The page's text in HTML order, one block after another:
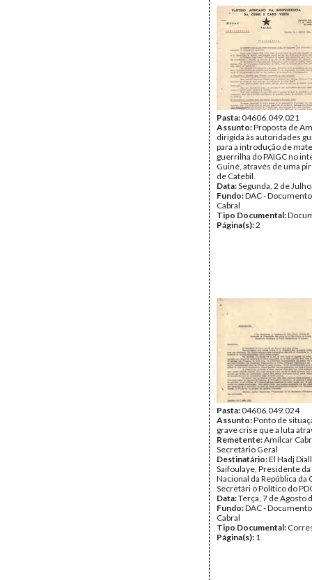
Pasta:04606.049.021
Assunto:Proposta de
dirigida às autoridades
para a introdução de
guerrilha do PAIGC no
Guiné, através de uma
de Catebil.
Data:Segunda, 2 de
Fundo:DAC -
Cabral
Tipo Documental:
Página(s):2
Pasta:04606.049.024
Assunto:Ponto de
grave crise que a luta
Remetente:Amílcar
Secretário Geral
Destinatário:El Hadj
Saifoulaye, Presidente
Nacional da República da
Secretári o Político do
Data:Terça, 7 de Agosto
Fundo:DAC -
Cabral
Tipo Documental:
Página(s): 1